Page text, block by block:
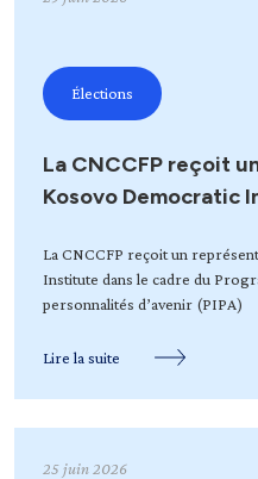
Élections
La CNCCFP reçoit
Kosovo Democratic
La CNCCFP reçoit un
Institute dans le cadre du
personnalités d’avenir (PIPA)
Lire la suite
25 juin 2026